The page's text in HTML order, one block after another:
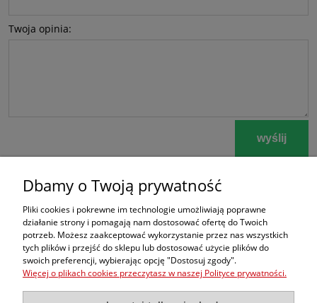
Twoja opinia:
wyślij
Zamówienia
Moje konto
dobrekimona
Dbamy o Twoją prywatność
Pliki cookies i pokrewne im technologie umożliwiają poprawne
działanie strony i pomagają nam dostosować ofertę do Twoich
potrzeb. Możesz zaakceptować wykorzystanie przez nas wszystkich
tych plików i przejść do sklepu lub dostosować użycie plików do
swoich preferencji, wybierając opcję "Dostosuj zgody".
Więcej o plikach cookies przeczytasz w naszej Polityce prywatności.